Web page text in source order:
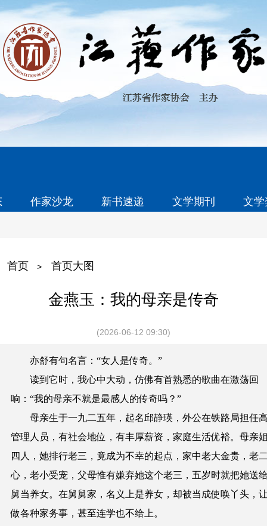
作家沙龙 新书速递 文学期刊 文
首页 > 首页大图
金燕玉：我的母亲是传奇
(2026-06-12 09:30)
亦舒有句名言：“女人是传奇。”
读到它时，我心中大动，仿佛有首熟悉的歌曲在激荡回
响：“我的母亲不就是最感人的传奇吗？”
母亲生于一九二五年，起名邱静瑛，外公在铁路局担任
管理人员，有社会地位，有丰厚薪资，家庭生活优裕。母亲
四人，她排行老三，竟成为不幸的起点，家中老大金贵，老
心，老小受宠，父母惟有嫌弃她这个老三，五岁时就把她送
舅当养女。在舅舅家，名义上是养女，却被当成使唤丫头，
做各种家务事，甚至连学也不给上。